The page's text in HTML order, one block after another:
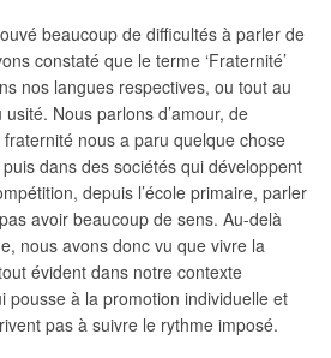
beaucoup de difficultés à parler de
constaté que le terme ‘Fraternité’
nos langues respectives, ou tout au
Nous parlons d’amour, de
fraternité nous a paru quelque chose
dans des sociétés qui développent
depuis l’école primaire, parler
avoir beaucoup de sens. Au-delà
nous avons donc vu que vivre la
évident dans notre contexte
pousse à la promotion individuelle et
pas à suivre le rythme imposé.